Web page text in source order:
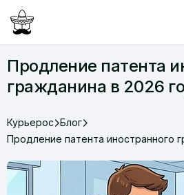
Продление патента
гражданина в 2026
Курьерос Блог
Продление патента иностранного